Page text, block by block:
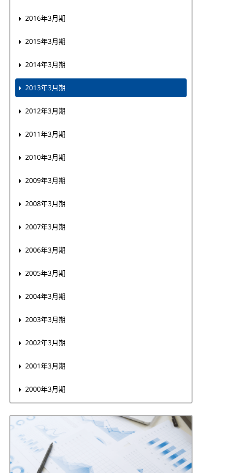
2016年3月期
2015年3月期
2014年3月期
2013年3月期
2012年3月期
2011年3月期
2010年3月期
2009年3月期
2008年3月期
2007年3月期
2006年3月期
2005年3月期
2004年3月期
2003年3月期
2002年3月期
2001年3月期
2000年3月期